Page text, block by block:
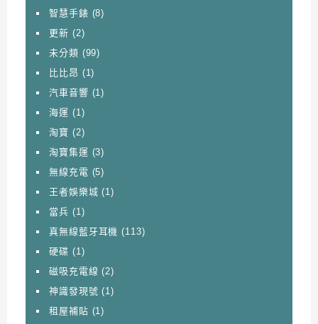
智慧手錶 (8)
更新 (2)
未分類 (99)
比比昂 (1)
汽車音響 (1)
海運 (1)
淘寶 (2)
淘寶集運 (3)
無線充電 (5)
王者娛樂城 (1)
當兵 (1)
真無線藍牙耳機 (113)
硬碟 (1)
磁吸充電線 (2)
神識發現號 (1)
租屋補貼 (1)